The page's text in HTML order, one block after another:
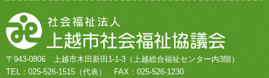
〒943-0806 上越市木田新田1-1-3 （上越総合福祉センター内3階）
TEL： 025-526-1515 （代表） FAX：025-526-1230